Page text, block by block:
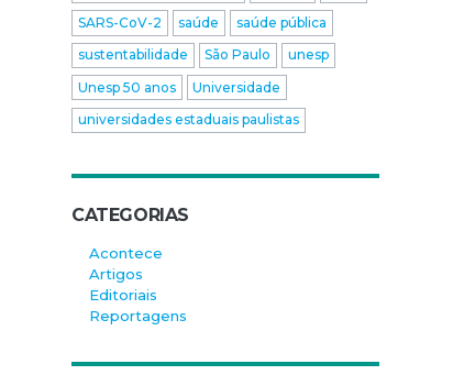
SARS-CoV-2
saúde
saúde pública
sustentabilidade
São Paulo
unesp
Unesp 50 anos
Universidade
universidades estaduais paulistas
CATEGORIAS
Acontece
Artigos
Editoriais
Reportagens